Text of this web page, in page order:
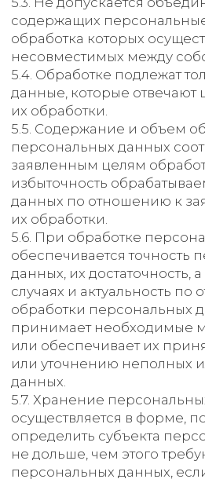
других видов
персональных
Безопасность персональных данных,
обрабатываются Оператором,
путем реализации правовых,
организационных и технических мер,
необходимых для выполнения в
объеме требований действующего
законодательства в области защиты
персональных данных.
8.1. Оператор обеспечивает
персональных данных и принимает все
возможные меры, исключающие
к персональным данным
8.2. Персональные данные
никогда, ни при каких условиях не
переданы третьим лицам, за
действующего законодательства либо
в случае, если субъектом
данных дано согласие Оператору на
данных третьему лицу для исполнения
обязательств по гражданско-
договору.
8.3. В случае выявления неточностей
в персональных данных,
актуализировать их самостоятельно,
направления Оператору уведомление
на адрес электронной почты
Оператора marina-
glass@yandex.ru с пометкой
персональных данных».
8.4. Срок обработки персональных
определяется достижением целей, для